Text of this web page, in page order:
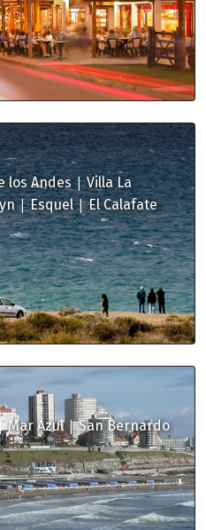
los Andes|Villa La
|Esquel|El Calafate
Mar Azul|San Bernardo